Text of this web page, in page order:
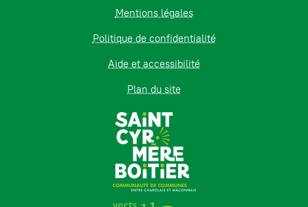
Mentions légales
Politique de confidentialité
Aide et accessibilité
Plan du site